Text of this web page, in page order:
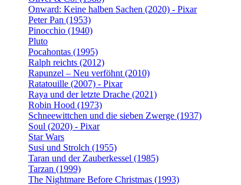
Onward: Keine halben Sachen (2020) - Pixar
Peter Pan (1953)
Pinocchio (1940)
Pluto
Pocahontas (1995)
Ralph reichts (2012)
Rapunzel – Neu verföhnt (2010)
Ratatouille (2007) - Pixar
Raya und der letzte Drache (2021)
Robin Hood (1973)
Schneewittchen und die sieben Zwerge (1937)
Soul (2020) - Pixar
Star Wars
Susi und Strolch (1955)
Taran und der Zauberkessel (1985)
Tarzan (1999)
The Nightmare Before Christmas (1993)